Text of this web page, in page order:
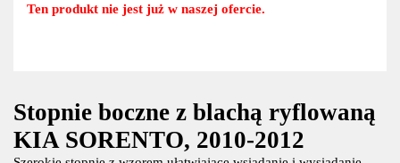
Stopnie boczne z blachą ryflowaną
KIA SORENTO, 2010-2012
Ten produkt nie jest już w naszej ofercie.